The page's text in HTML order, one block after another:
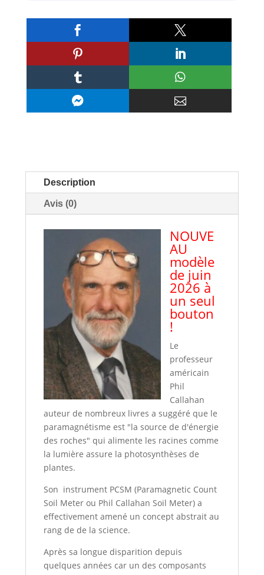








Description
Avis (0)
NOUVE
AU
modèle
de juin
2026 à
un seul
bouton
!
Le
professeur
américain
Phil
Callahan
auteur de nombreux livres a suggéré que le
paramagnétisme est "la source de d'énergie
des roches" qui alimente les racines comme
la lumière assure la photosynthèses de
plantes.
Son instrument PCSM (Paramagnetic Count
Soil Meter ou Phil Callahan Soil Meter) a
effectivement amené un concept abstrait au
rang de de la science.
Après sa longue disparition depuis
quelques années car un des composants